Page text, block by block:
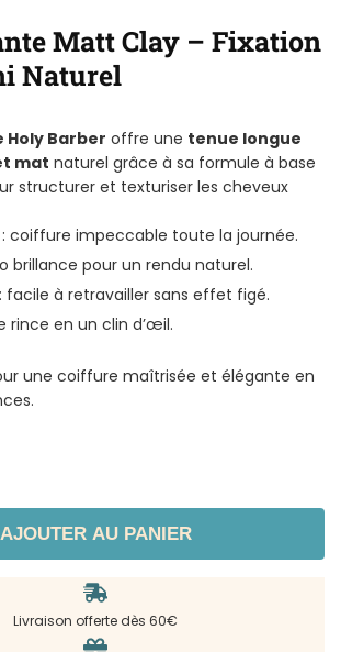
Matt Clay – Fixation
Naturel
Holy Barber offre une tenue longue
mat naturel grâce à sa formule à base
structurer et texturiser les cheveux
: coiffure impeccable toute la journée.
brillance pour un rendu naturel.
: facile à retravailler sans effet figé.
rince en un clin d’œil.
une coiffure maîtrisée et élégante en
AJOUTER AU PANIER
Livraison offerte dès 60€